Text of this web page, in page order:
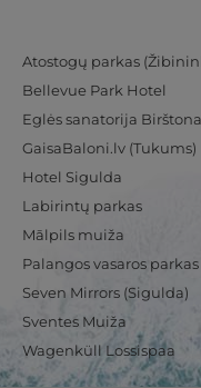
Atostogų parkas
Bellevue Park Hotel
Eglės sanatorija
GaisaBaloni.lv (Tukums)
Hotel Sigulda
Labirintų parkas
Mālpils muiža
Palangos vasaros parkas
Seven Mirrors (Sigulda)
Sventes Muiža
Wagenküll Lossispaa